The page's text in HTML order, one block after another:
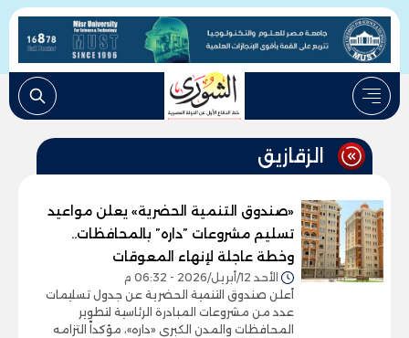
الزقازيق
«صندوق التنمية الحضرية» يعلن مواعيد
تسليم مشروعات ”داره” بالمحافظات..
وخطة عاجلة لإنهاء المعوقات
الأحد 12/أبريل/2026 - 06:32 م
أعلن صندوق التنمية الحضرية عن جدول تسليمات
عدد من مشروعات المبادرة الرئاسية لتطوير
المحافظات والمدن الكبرى «داره»، مؤكداً التزامه